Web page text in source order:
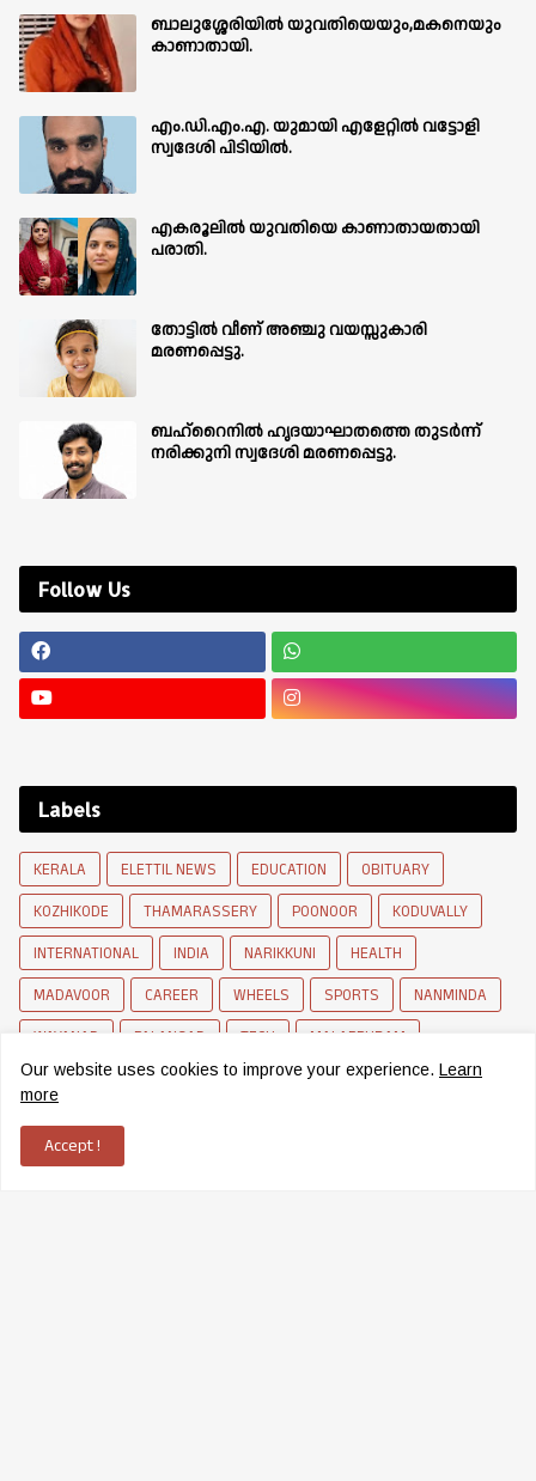
ബാലുശ്ശേരിയില്‍ യുവതിയെയും,മകനെയും
കാണാതായി.
എം.ഡി.എം.എ. യുമായി എളേറ്റിൽ വട്ടോളി
സ്വദേശി പിടിയിൽ.
എകരൂലിൽ യുവതിയെ കാണാതായതായി
പരാതി.
തോട്ടിൽ വീണ് അഞ്ചു വയസ്സുകാരി
മരണപ്പെട്ടു.
ബഹ്‌റൈനിൽ ഹൃദയാഘാതത്തെ തുടർന്ന്
നരിക്കുനി സ്വദേശി മരണപ്പെട്ടു.
Follow Us
Labels
KERALA ELETTIL NEWS EDUCATION
OBITUARY
KOZHIKODE
THAMARASSERY POONOOR
KODUVALLY
INTERNATIONAL
INDIA NARIKKUNI
HEALTH
MADAVOOR
CAREER WHEELS SPORTS
NANMINDA
WAYANAD
PALANGAD TECH
MALAPPURAM
BALUSSERY
SCHOLARSHIP MOVIE CRIME
FARMING
BUSINESS
Our website uses cookies to improve your experience. Learn
more
Accept !